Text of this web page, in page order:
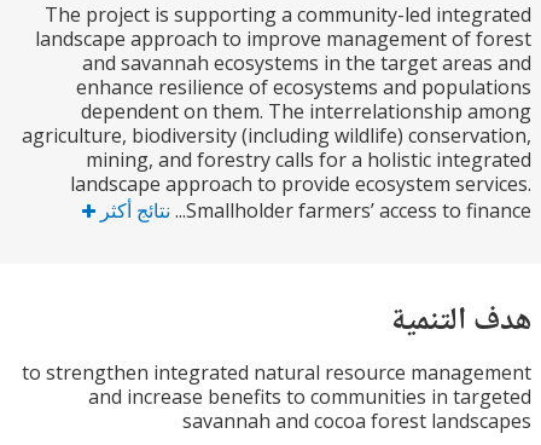
The project is supporting a community-led
landscape approach to improve management of
and savannah ecosystems in the target
enhance resilience of ecosystems and
dependent on them. The interrelationship
agriculture, biodiversity (including wildlife)
mining, and forestry calls for a holistic
landscape approach to provide ecosystem
Smallholder farmers’ access to
نتائج أكثر
to strengthen integrated natural resource
and increase benefits to communities in
savannah and cocoa forest